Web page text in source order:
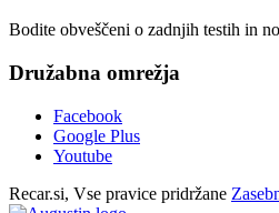
Bodite obveščeni o zadnjih testih in
Družabna omrežja
Facebook
Google Plus
Youtube
Recar.si, Vse pravice pridržane